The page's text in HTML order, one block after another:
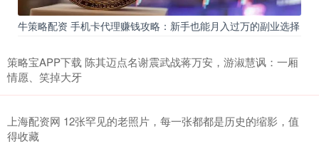
牛策略配资 手机卡代理赚钱攻略：新手也能月入过万的副业选择
策略宝APP下载 陈其迈点名谢震武战蒋万安，游淑慧讽：一厢
情愿、笑掉大牙
上海配资网 12张罕见的老照片，每一张都都是历史的缩影，值
得收藏